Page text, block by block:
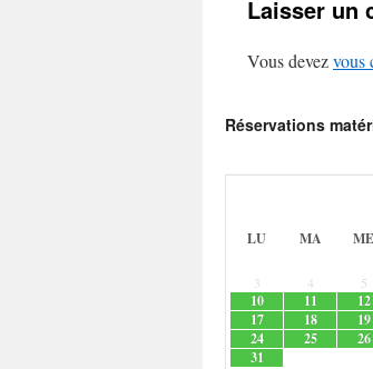
Laisser un
Vous devezvous
Réservations
LU MA ME
3
4 5
10
11 12
17
18 19
24
25 26
31